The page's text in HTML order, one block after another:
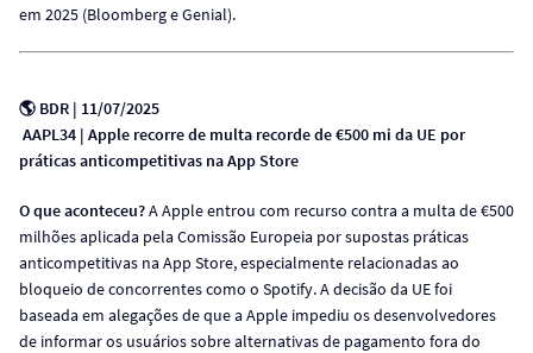
em 2025 (Bloomberg e Genial).
🌎 BDR | 11/07/2025
AAPL34 | Apple recorre de multa recorde de €500 mi da UE por
práticas anticompetitivas na App Store
O que aconteceu?A Apple entrou com recurso contra a multa de €500
milhões aplicada pela Comissão Europeia por supostas práticas
anticompetitivas na App Store, especialmente relacionadas ao
bloqueio de concorrentes como o Spotify. A decisão da UE foi
baseada em alegações de que a Apple impediu os desenvolvedores
de informar os usuários sobre alternativas de pagamento fora do